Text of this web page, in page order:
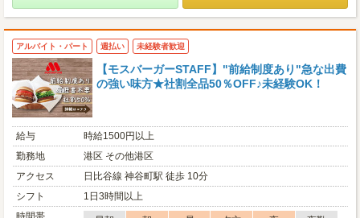
アルバイト・パート 週払い 未経験者歓迎
【モスバーガーSTAFF】"前給制度あり"急な出費
の強い味方★社割全品50％OFF♪未経験OK！
給与
時給1500円以上
勤務地
港区 その他港区
アクセス
日比谷線 神谷町駅 徒歩 10分
シフト
1日3時間以上